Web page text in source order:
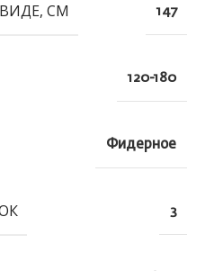
СМ 147
120-180
Фидерное
3